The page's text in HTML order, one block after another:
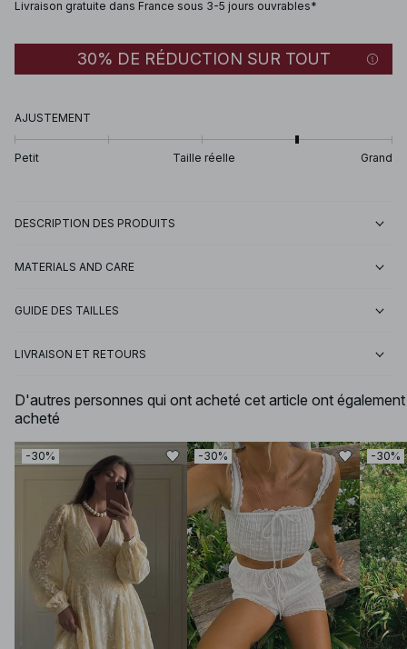
Livraison gratuite dans France sous 3-5 jours ouvrables*
30% DE RÉDUCTION SUR TOUT
AJUSTEMENT
Petit Taille réelle Grand
DESCRIPTION DES PRODUITS
MATERIALS AND CARE
GUIDE DES TAILLES
LIVRAISON ET RETOURS
D'autres personnes qui ont acheté cet article ont également
acheté
-30% -30% -30%